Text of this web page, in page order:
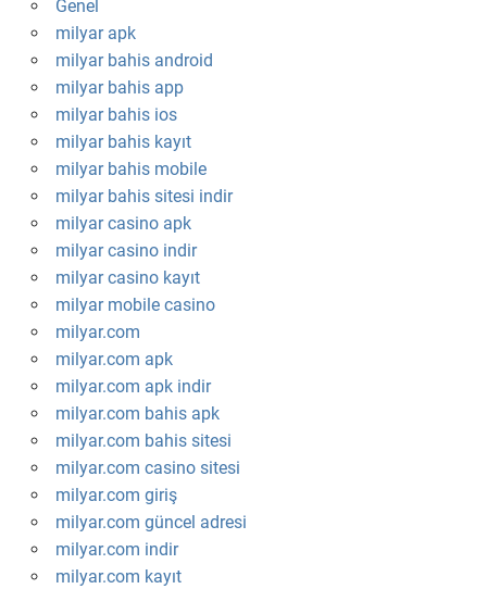
Genel
milyar apk
milyar bahis android
milyar bahis app
milyar bahis ios
milyar bahis kayıt
milyar bahis mobile
milyar bahis sitesi indir
milyar casino apk
milyar casino indir
milyar casino kayıt
milyar mobile casino
milyar.com
milyar.com apk
milyar.com apk indir
milyar.com bahis apk
milyar.com bahis sitesi
milyar.com casino sitesi
milyar.com giriş
milyar.com güncel adresi
milyar.com indir
milyar.com kayıt